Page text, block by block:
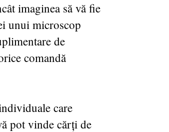
imaginea să vă fie
unui microscop
de
comandă
care
pot vinde cărți de